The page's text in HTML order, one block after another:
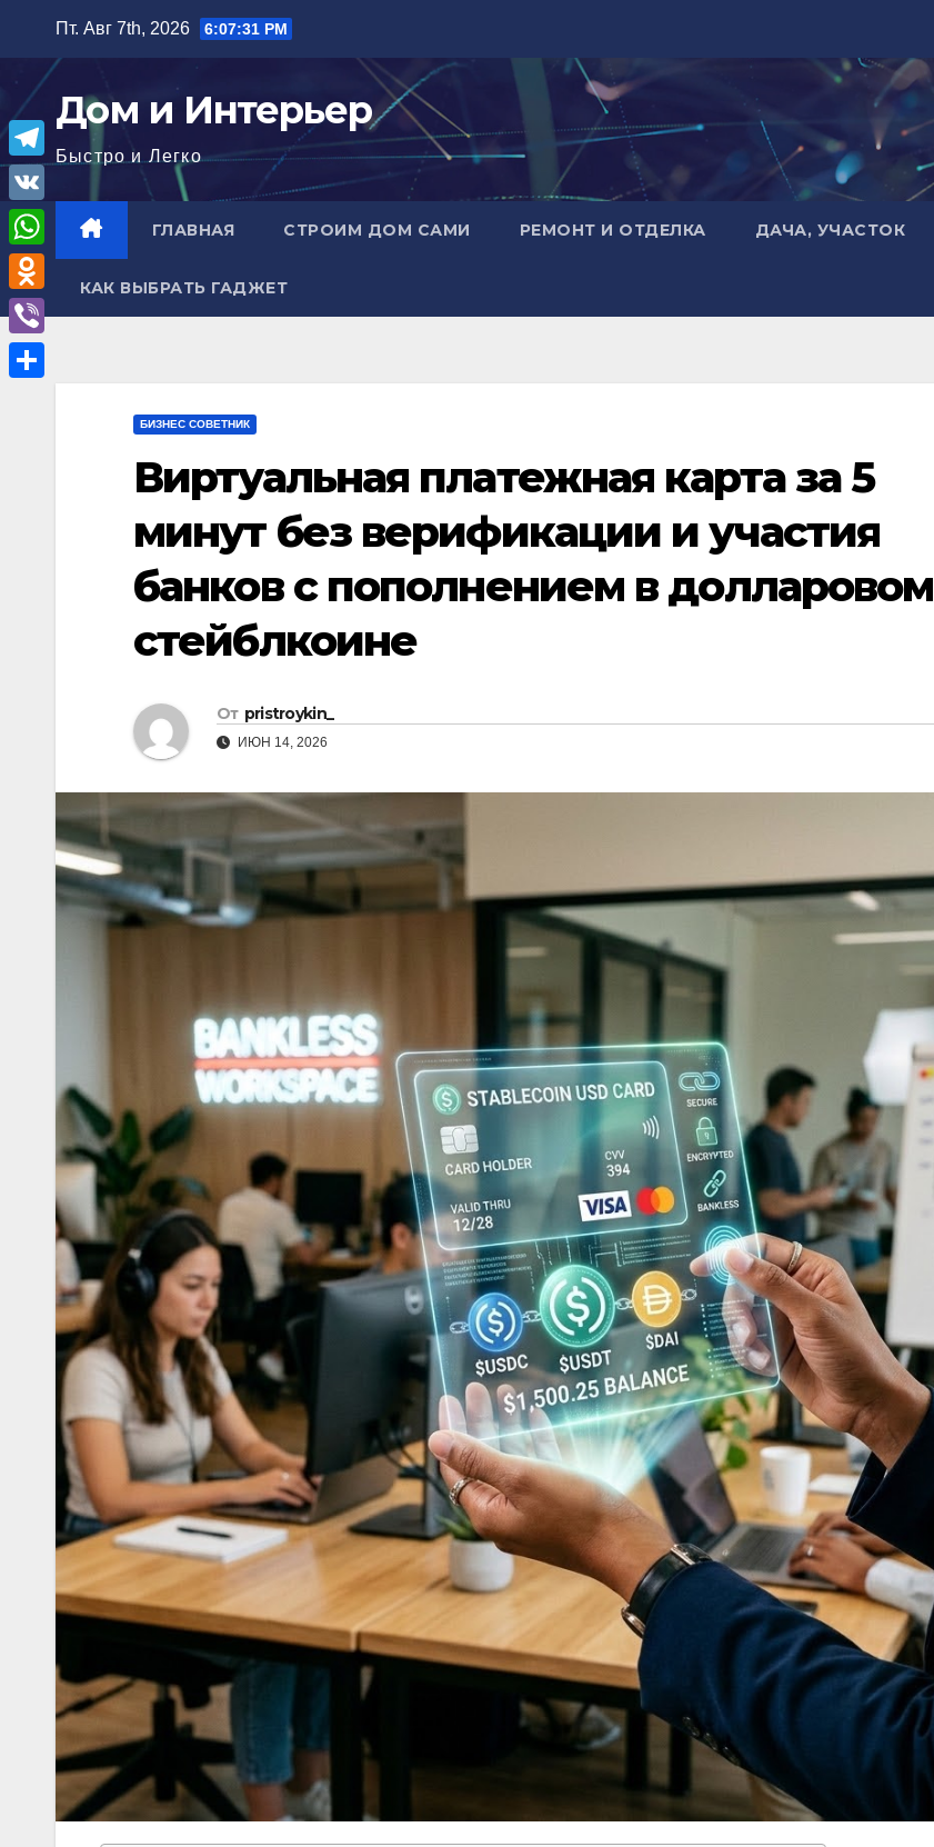
содержимому
Пт. Авг 7th, 2026 6:07:32 PM
Дом и Интерьер
Быстро и Легко
ГЛАВНАЯ СТРОИМ ДОМ САМИ РЕМОНТ И ОТДЕЛКА ДАЧА, УЧАСТОК
КАК ВЫБРАТЬ ГАДЖЕТ
БИЗНЕС СОВЕТНИК
Виртуальная платежная карта за 5
минут без верификации и участия
банков с пополнением в долларовом
стейблкоине
От pristroykin_
ИЮН 14, 2026
T
e
l
e
g
r
V
K
W
h
a
O
d
n
V